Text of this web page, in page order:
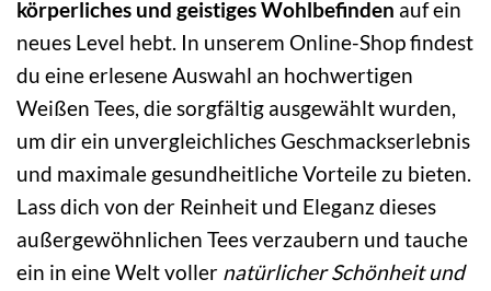
körperliches und geistiges Wohlbefinden auf ein
neues Level hebt. In unserem Online-Shop findest
du eine erlesene Auswahl an hochwertigen
Weißen Tees, die sorgfältig ausgewählt wurden,
um dir ein unvergleichliches Geschmackserlebnis
und maximale gesundheitliche Vorteile zu bieten.
Lass dich von der Reinheit und Eleganz dieses
außergewöhnlichen Tees verzaubern und tauche
ein in eine Welt voller natürlicher Schönheit und